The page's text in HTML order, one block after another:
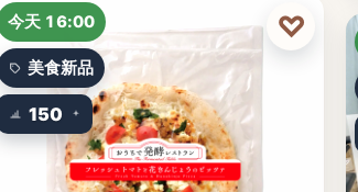
今天 16:00
美食新品
150
♡